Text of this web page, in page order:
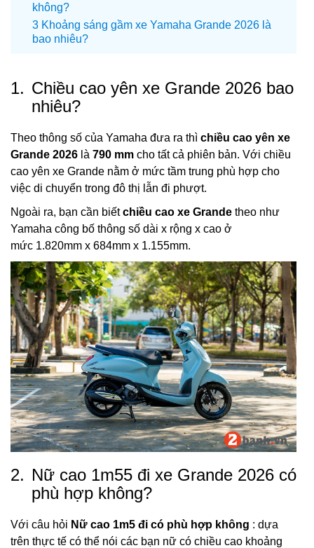
không?
Khoảng sáng gầm xe Yamaha Grande 2026 là
bao nhiêu?
1. Chiều cao yên xe Grande 2026 bao
nhiêu?
Theo thông số của Yamaha đưa ra thì chiều cao yên xe
Grande 2026 là 790 mm cho tất cả phiên bản. Với chiều
cao yên xe Grande nằm ở mức tầm trung phù hợp cho
việc di chuyển trong đô thị lẫn đi phượt.
Ngoài ra, bạn cần biếtchiều cao xe Grande theo như
Yamaha công bố thông số dài x rộng x cao ở
mức 1.820mm x 684mm x 1.155mm.
2. Nữ cao 1m55 đi xe Grande 2026 có
phù hợp không?
Với câu hỏi Nữ cao 1m5 đi có phù hợp không : dựa
trên thực tế có thể nói các bạn nữ có chiều cao khoảng